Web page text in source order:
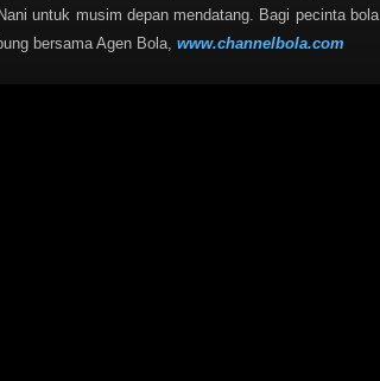
untuk musim depan mendatang. Bagi pecinta bola
bersama Agen Bola, www.channelbola.com